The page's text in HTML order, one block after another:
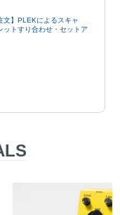
文】PLEKによるスキャ
ットすり合わせ・セットア